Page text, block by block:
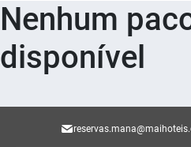
Nenhum
disponível